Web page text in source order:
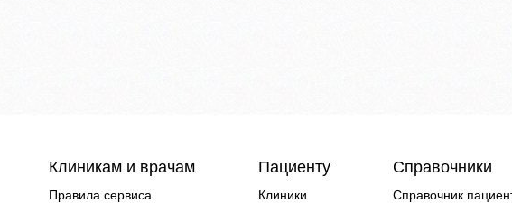
Клиникам и врачам
Правила сервиса
Пациенту
Клиники
Справочники
Справочник